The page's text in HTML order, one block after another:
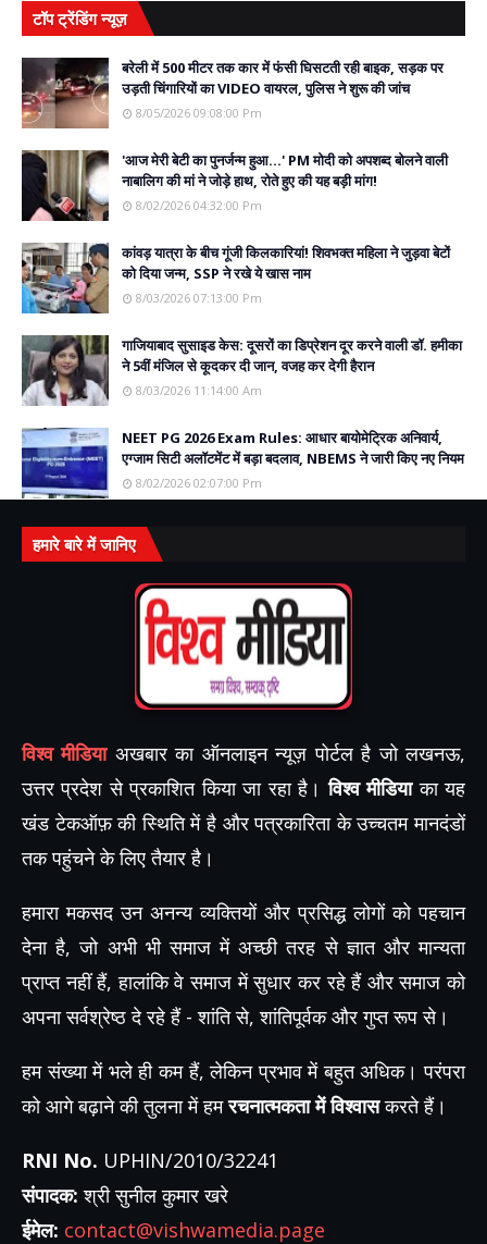
टॉप ट्रेंडिंग न्यूज़
बरेली में 500 मीटर तक कार में फंसी घिसटती रही बाइक, सड़क पर
उड़ती चिंगारियों का VIDEO वायरल, पुलिस ने शुरू की जांच
8/05/2026 09:08:00 Pm
'आज मेरी बेटी का पुनर्जन्म हुआ...' PM मोदी को अपशब्द बोलने वाली
नाबालिग की मां ने जोड़े हाथ, रोते हुए की यह बड़ी मांग!
8/02/2026 04:32:00 Pm
कांवड़ यात्रा के बीच गूंजी किलकारियां! शिवभक्त महिला ने जुड़वा बेटों
को दिया जन्म, SSP ने रखे ये खास नाम
8/03/2026 07:13:00 Pm
गाजियाबाद सुसाइड केस: दूसरों का डिप्रेशन दूर करने वाली डॉ. हमीका
ने 5वीं मंजिल से कूदकर दी जान, वजह कर देगी हैरान
8/03/2026 11:14:00 Am
NEET PG 2026 Exam Rules: आधार बायोमेट्रिक अनिवार्य,
एग्जाम सिटी अलॉटमेंट में बड़ा बदलाव, NBEMS ने जारी किए नए नियम
8/02/2026 02:07:00 Pm
हमारे बारे में जानिए
विश्व मीडियाअखबार का ऑनलाइन न्यूज़ पोर्टल है जो लखनऊ,
उत्तर प्रदेश से प्रकाशित किया जा रहा है।विश्व मीडियाका यह
खंड टेकऑफ़ की स्थिति में है और पत्रकारिता के उच्चतम मानदंडों
तक पहुंचने के लिए तैयार है।
हमारा मकसद उन अनन्य व्यक्तियों और प्रसिद्ध लोगों को पहचान
देना है, जो अभी भी समाज में अच्छी तरह से ज्ञात और मान्यता
प्राप्त नहीं हैं, हालांकि वे समाज में सुधार कर रहे हैं और समाज को
अपना सर्वश्रेष्ठ दे रहे हैं - शांति से, शांतिपूर्वक और गुप्त रूप से।
हम संख्या में भले ही कम हैं, लेकिन प्रभाव में बहुत अधिक। परंपरा
को आगे बढ़ाने की तुलना में हमरचनात्मकता में विश्वासकरते हैं।
RNI No. UPHIN/2010/32241
संपादक: श्री सुनील कुमार खरे
ईमेल: contact@vishwamedia.page